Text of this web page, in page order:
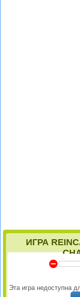
ИГРА
Y
Эта игра недоступна